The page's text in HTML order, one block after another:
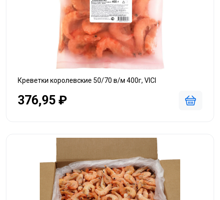
Креветки королевские 50/70 в/м 400г, VICI
376,95 ₽